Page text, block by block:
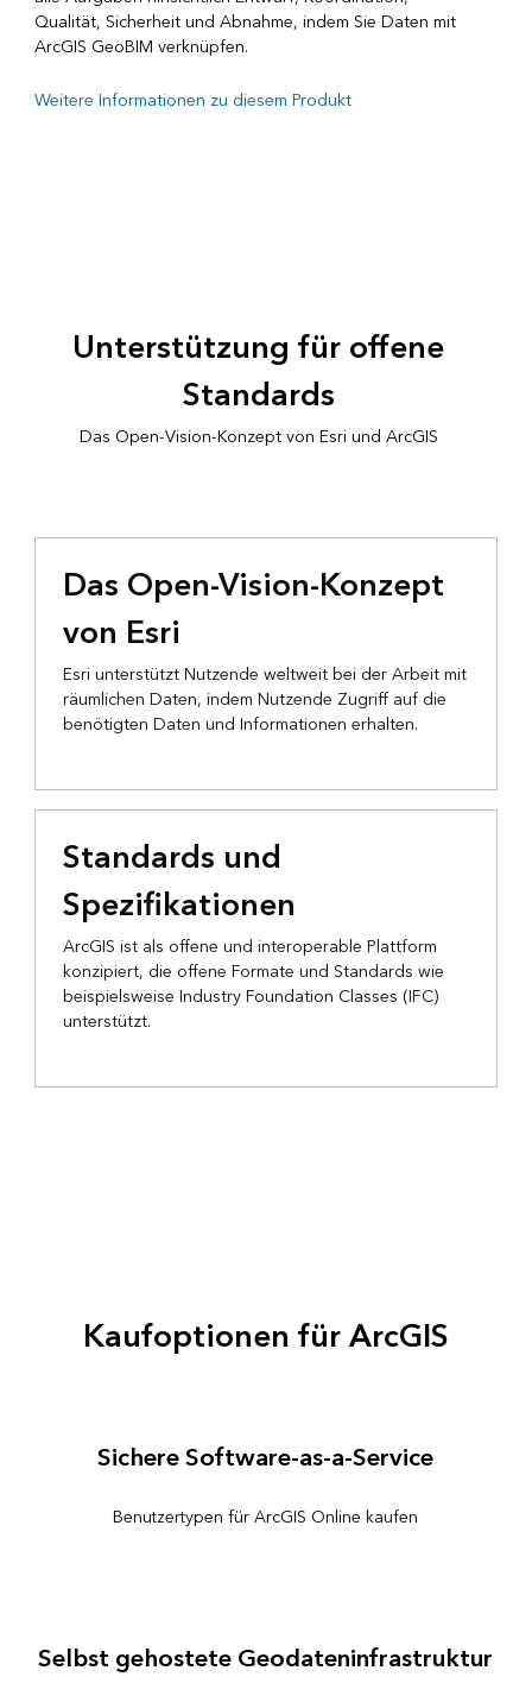
Qualität, Sicherheit und Abnahme, indem Sie Daten mit
ArcGIS GeoBIM verknüpfen.
Weitere Informationen zu diesem Produkt
Unterstützung für offene
Standards
Das Open-Vision-Konzept von Esri und ArcGIS
Das Open-Vision-Konzept
von Esri
Esri unterstützt Nutzende weltweit bei der Arbeit mit
räumlichen Daten, indem Nutzende Zugriff auf die
benötigten Daten und Informationen erhalten.
Standards und
Spezifikationen
ArcGIS ist als offene und interoperable Plattform
konzipiert, die offene Formate und Standards wie
beispielsweise Industry Foundation Classes (IFC)
unterstützt.
Kaufoptionen für ArcGIS
Sichere Software-as-a-Service
Benutzertypen für ArcGIS Online kaufen
Selbst gehostete Geodateninfrastruktur